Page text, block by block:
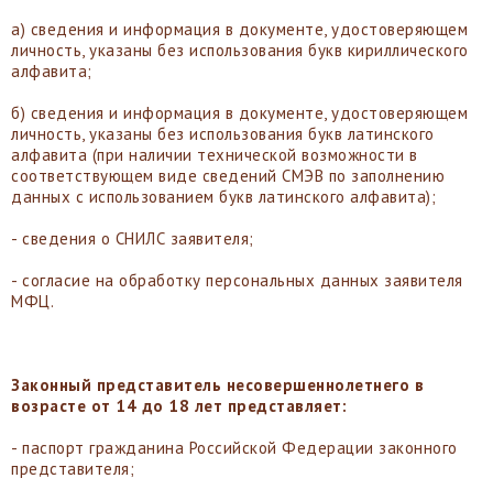
а) сведения и информация в документе, удостоверяющем
личность, указаны без использования букв кириллического
алфавита;
б) сведения и информация в документе, удостоверяющем
личность, указаны без использования букв латинского
алфавита (при наличии технической возможности в
соответствующем виде сведений СМЭВ по заполнению
данных с использованием букв латинского алфавита);
- сведения о СНИЛС заявителя;
- согласие на обработку персональных данных заявителя
МФЦ.
Законный представитель несовершеннолетнего в
возрасте от 14 до 18 лет представляет:
- паспорт гражданина Российской Федерации законного
представителя;